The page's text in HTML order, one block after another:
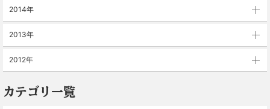
2014年
2013年
2012年
カテゴリ一覧